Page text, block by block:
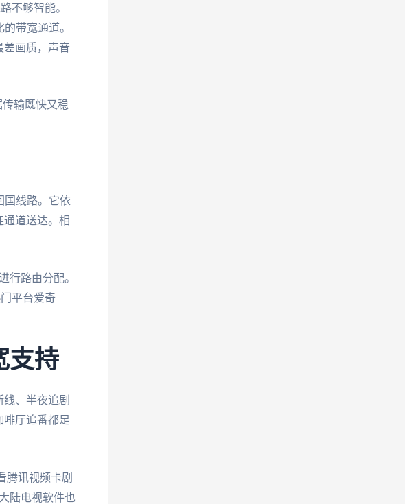
不够智能。
带宽通道。
差画质，声音
输既快又稳
国线路。它依
道送达。相
行路由分配。
平台爱奇
支持
、半夜追剧
厅追番都足
腾讯视频卡剧
陆电视软件也